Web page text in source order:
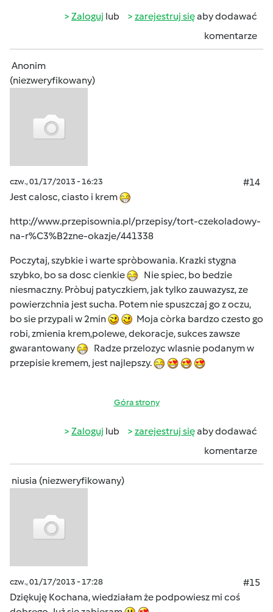
Zaloguj lub zarejestruj sięaby dodawać
komentarze
Anonim
(niezweryfikowany)
czw., 01/17/2013 - 16:23
#14
Jest calosc, ciasto i krem
http://www.przepisownia.pl/przepisy/tort-czekoladowy-
na-r%C3%B2zne-okazje/441338
Poczytaj, szybkie i warte spròbowania. Krazki stygna
szybko, bo sa dosc cienkie
Nie spiec, bo bedzie
niesmaczny. Pròbuj patyczkiem, jak tylko zauwazysz, ze
powierzchnia jest sucha. Potem nie spuszczaj go z oczu,
bo sie przypali w 2min
Moja còrka bardzo czesto go
robi, zmienia krem,polewe, dekoracje, sukces zawsze
gwarantowany
Radze przelozyc wlasnie podanym w
przepisie kremem, jest najlepszy.
Góra strony
Zaloguj lub zarejestruj sięaby dodawać
komentarze
niusia (niezweryfikowany)
czw., 01/17/2013 - 17:28
#15
Dziękuję Kochana, wiedziałam że podpowiesz mi coś